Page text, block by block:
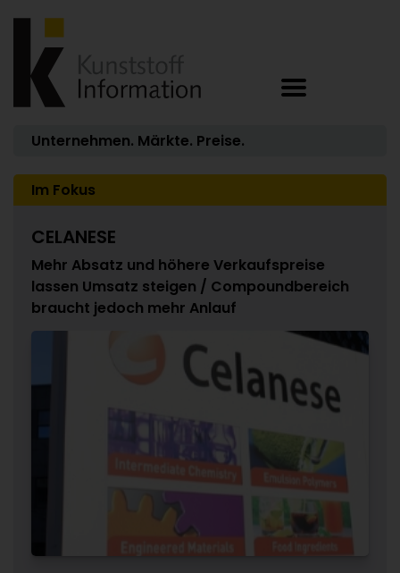
Unternehmen. Märkte. Preise.
Im Fokus
CELANESE
Mehr Absatz und höhere Verkaufspreise
lassen Umsatz steigen / Compoundbereich
braucht jedoch mehr Anlauf